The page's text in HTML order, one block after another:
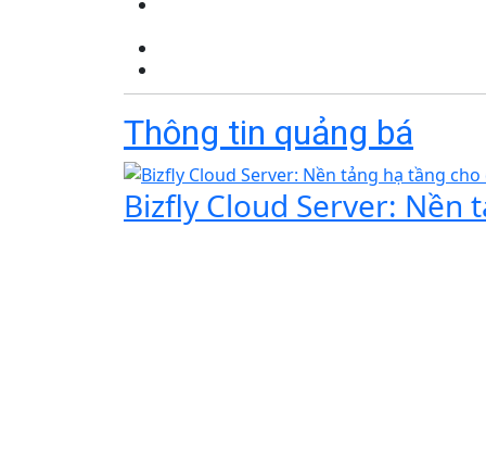
Thông tin quảng bá
Bizfly Cloud Server: Nền